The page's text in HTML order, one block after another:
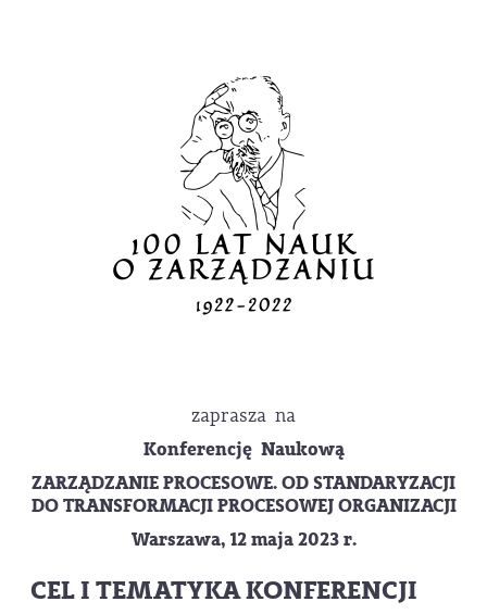
zaprasza na
Konferencję Naukową
ZARZĄDZANIE PROCESOWE. OD STANDARYZACJI
DO TRANSFORMACJI PROCESOWEJ ORGANIZACJI
Warszawa, 12 maja 2023 r.
CEL I TEMATYKA KONFERENCJI